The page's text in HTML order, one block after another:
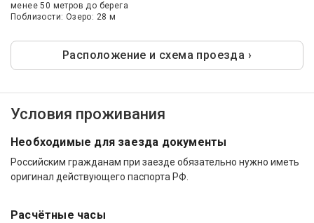
менее 50 метров до берега
Поблизости: Озеро: 28 м
Расположение и схема проезда ›
Условия проживания
Необходимые для заезда документы
Российским гражданам при заезде обязательно нужно иметь
оригинал действующего паспорта РФ.
Расчётные часы